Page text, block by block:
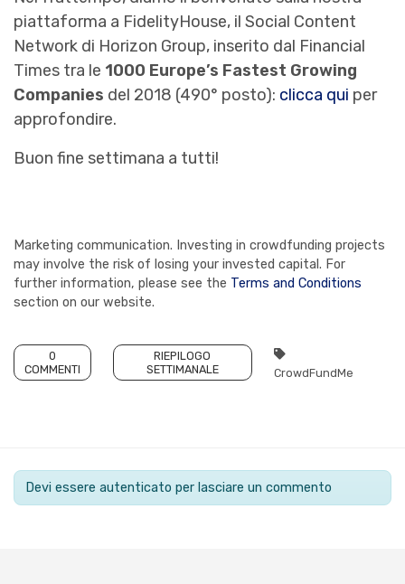
piattaforma a FidelityHouse, il Social Content
Network di Horizon Group, inserito dal Financial
Times tra le 1000 Europe’s Fastest Growing
Companies del 2018 (490° posto): clicca qui per
approfondire.
Buon fine settimana a tutti!
Marketing communication. Investing in crowdfunding projects
may involve the risk of losing your invested capital. For
further information, please see the Terms and Conditions
section on our website.
0
COMMENTI
RIEPILOGO
SETTIMANALE
CrowdFundMe
Devi essere autenticato per lasciare un commento